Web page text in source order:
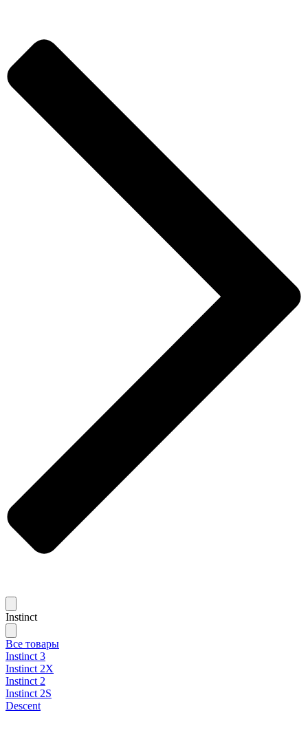
Instinct
Все товары
Instinct 3
Instinct 2X
Instinct 2
Instinct 2S
Descent